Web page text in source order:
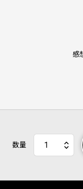
感
数量